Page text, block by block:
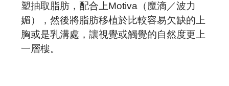
塑抽取脂肪，配合上Motiva（魔滴／波力
媚），然後將脂肪移植於比較容易欠缺的上
胸或是乳溝處，讓視覺或觸覺的自然度更上
一層樓。